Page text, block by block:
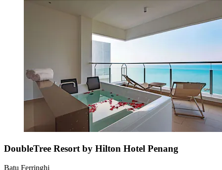
DoubleTree Resort by Hilton Hotel Penang
Batu Ferringhi